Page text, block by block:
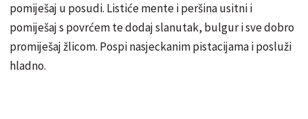
pomiješaj u posudi. Listiće mente i peršina usitni i
pomiješaj s povrćem te dodaj slanutak, bulgur i sve dobro
promiješaj žlicom. Pospi nasjeckanim pistacijama i posluži
hladno.